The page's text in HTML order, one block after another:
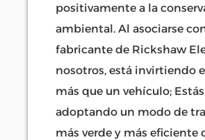
positivamente a la
ambiental. Al asociarse
fabricante de Rickshaw
nosotros, está invirtiendo
más que un vehículo; Estás
adoptando un modo de
más verde y más eficiente